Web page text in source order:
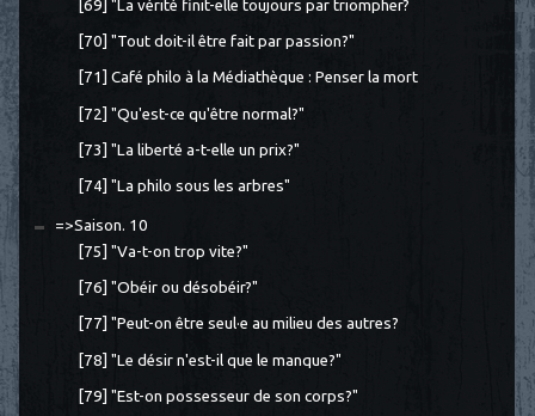
[69] "La vérité finit-elle toujours par triompher?
[70] "Tout doit-il être fait par passion?"
[71] Café philo à la Médiathèque : Penser la mort
[72] "Qu'est-ce qu'être normal?"
[73] "La liberté a-t-elle un prix?"
[74] "La philo sous les arbres"
=>Saison. 10
[75] "Va-t-on trop vite?"
[76] "Obéir ou désobéir?"
[77] "Peut-on être seul·e au milieu des autres?
[78] "Le désir n'est-il que le manque?"
[79] "Est-on possesseur de son corps?"